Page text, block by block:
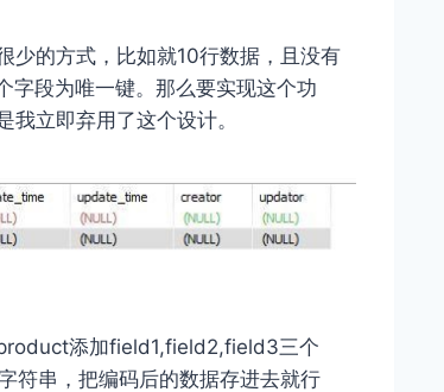
少的方式，比如就10行数据，且没有
字段为唯一键。那么要实现这个功
立即弃用了这个设计。
添加field1,field2,field3三个
符串，把编码后的数据存进去就行